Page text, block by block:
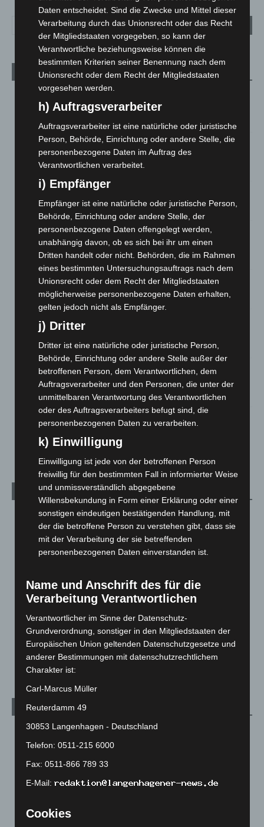
Aktuelle Beiträge
Region Hannover: 21 neue Notfallsanitäter starten beim
Roten Kreuz
Mann läuft mit Hockeyschläger über A7 – Polizei sucht
Zeugen
5. August 2026
5. August 2026
Gasleitung bei McDonald’s-Umbau in Langenhagen
beschädigt
5. August 2026
Anklage nach Abschaltung von „Archetyp Market“ erhoben
3. August 2026
Hannover: Polizei stoppt 166 Trunkenheitsfahrten bei
Großkontrolle
2. August 2026
Hannover Klassik Open Air 2026: Französische Oper im
Maschpark
2. August 2026
Schwarz Digits und Zscaler starten souveräne Cloud-
Sicherheitsplattform für Europa
2. August 2026
Kategorien
Blaulicht
2.797
Corona-News
Hannover und Region
Leserbriefe
Menschen
Über uns
Veranstaltungen
1.887
Welt
Archiv
August 2026(9)
Juli 2026(73)
Juni 2026(139)
Mai 2026(99)
März 2026(115)
Daten entscheidet. Sind die Zwecke und Mittel dieser
Verarbeitung durch das Unionsrecht oder das Recht
der Mitgliedstaaten vorgegeben, so kann der
Verantwortliche beziehungsweise können die
bestimmten Kriterien seiner Benennung nach dem
Unionsrecht oder dem Recht der Mitgliedstaaten
vorgesehen werden.
h) Auftragsverarbeiter
Auftragsverarbeiter ist eine natürliche oder juristische
Person, Behörde, Einrichtung oder andere Stelle, die
personenbezogene Daten im Auftrag des
Verantwortlichen verarbeitet.
i) Empfänger
Empfänger ist eine natürliche oder juristische Person,
Behörde, Einrichtung oder andere Stelle, der
personenbezogene Daten offengelegt werden,
unabhängig davon, ob es sich bei ihr um einen
Dritten handelt oder nicht. Behörden, die im Rahmen
eines bestimmten Untersuchungsauftrags nach dem
Unionsrecht oder dem Recht der Mitgliedstaaten
möglicherweise personenbezogene Daten erhalten,
gelten jedoch nicht als Empfänger.
j) Dritter
Dritter ist eine natürliche oder juristische Person,
Behörde, Einrichtung oder andere Stelle außer der
betroffenen Person, dem Verantwortlichen, dem
Auftragsverarbeiter und den Personen, die unter der
unmittelbaren Verantwortung des Verantwortlichen
oder des Auftragsverarbeiters befugt sind, die
personenbezogenen Daten zu verarbeiten.
k) Einwilligung
Einwilligung ist jede von der betroffenen Person
freiwillig für den bestimmten Fall in informierter Weise
und unmissverständlich abgegebene
Willensbekundung in Form einer Erklärung oder einer
sonstigen eindeutigen bestätigenden Handlung, mit
der die betroffene Person zu verstehen gibt, dass sie
mit der Verarbeitung der sie betreffenden
personenbezogenen Daten einverstanden ist.
Name und Anschrift des für die
Verarbeitung Verantwortlichen
Verantwortlicher im Sinne der Datenschutz-
Grundverordnung, sonstiger in den Mitgliedstaaten der
Europäischen Union geltenden Datenschutzgesetze und
anderer Bestimmungen mit datenschutzrechtlichem
Charakter ist:
Carl-Marcus Müller
Reuterdamm 49
30853 Langenhagen - Deutschland
Telefon: 0511-215 6000
Fax: 0511-866 789 33
E-Mail:
Cookies